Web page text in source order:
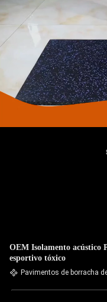
OEM Isolamento acústico
esportivo tóxico
Pavimentos de borracha